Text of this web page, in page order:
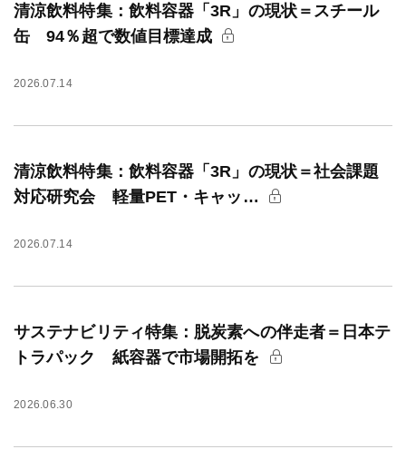
清涼飲料特集：飲料容器「3R」の現状＝スチール
缶 94％超で数値目標達成
2026.07.14
清涼飲料特集：飲料容器「3R」の現状＝社会課題
対応研究会 軽量PET・キャッ…
2026.07.14
サステナビリティ特集：脱炭素への伴走者＝日本テ
トラパック 紙容器で市場開拓を
2026.06.30